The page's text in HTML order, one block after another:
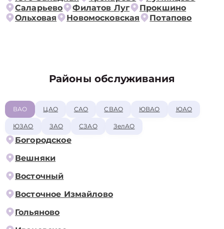
Саларьево
Филатов Луг
Прокшино
Ольховая
Новомосковская Потапово
Районы обслуживания
ВАО ЦАО САО СВАО ЮВАО ЮАО
ЮЗАО ЗАО СЗАО ЗелАО
Богородское
Вешняки
Восточный
Восточное Измайлово
Гольяново